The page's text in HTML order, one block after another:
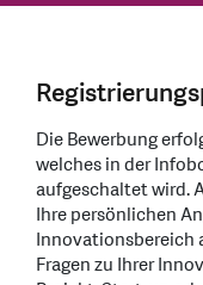
Die Bewerbung
welches in der
aufgeschaltet wird.
Ihre persönlichen
Innovationsbereich
Fragen zu Ihrer